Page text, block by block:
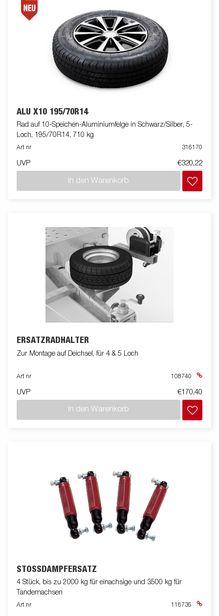
ALU X10 195/70R14
Rad auf 10-Speichen-Aluminiumfelge in Schwarz/Silber, 5-
Loch, 195/70R14, 710 kg
Art nr 316170
UVP €320,22
In den Warenkorb
ERSATZRADHALTER
Zur Montage auf Deichsel, für 4 & 5 Loch
Art nr 108740
UVP €170,40
In den Warenkorb
STOSSDÄMPFERSATZ
4 Stück, bis zu 2000 kg für einachsige und 3500 kg für
Tandemachsen
Art nr 116735